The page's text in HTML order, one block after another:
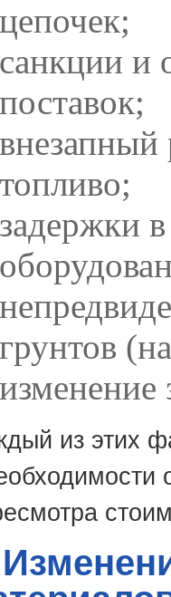
цепочек;
санкции и
поставок;
внезапный
топливо;
задержки
грунтов
изменение
из этих